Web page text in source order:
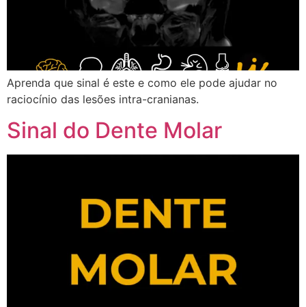
Aprenda que sinal é este e como ele pode ajudar no
raciocínio das lesões intra-cranianas.
Sinal do Dente Molar